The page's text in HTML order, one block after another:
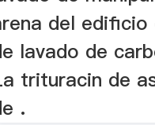
del edificio
lavado de
trituracin de
.